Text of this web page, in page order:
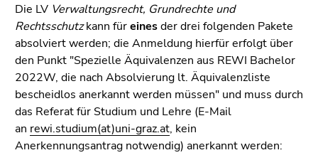
Die LV Verwaltungsrecht, Grundrechte und
Rechtsschutzkann füreinesder drei folgenden Pakete
absolviert werden; die Anmeldung hierfür erfolgt über
den Punkt "Spezielle Äquivalenzen aus REWI Bachelor
2022W, die nach Absolvierung lt. Äquivalenzliste
bescheidlos anerkannt werden müssen" und muss durch
das Referat für Studium und Lehre (E-Mail
an rewi.studium(at)uni-graz.at, kein
Anerkennungsantrag notwendig) anerkannt werden: